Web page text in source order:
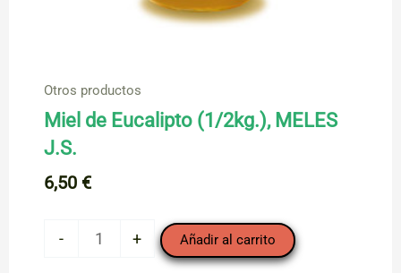
Otros productos
Miel de Eucalipto (1/2kg.), MELES
J.S.
6,50 €
- + Añadir al carrito